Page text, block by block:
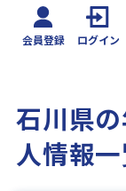
会員登録 ログイン
石川県
人情報